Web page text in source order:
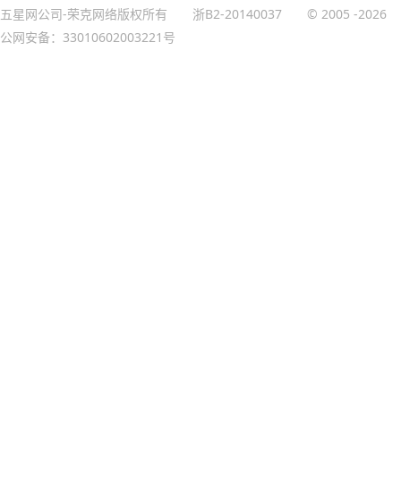
五星网公司-荣克网络版权所有 浙B2-20140037 © 2005 -2026
公网安备：33010602003221号